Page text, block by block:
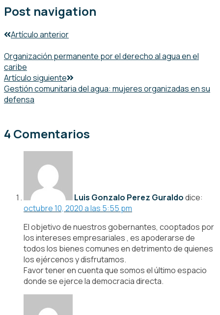
Post navigation
Artículo anterior
Organización permanente por el derecho al agua en el
caribe
Artículo siguiente
Gestión comunitaria del agua: mujeres organizadas en su
defensa
4 Comentarios
Luis Gonzalo Perez Guraldodice:
octubre 10, 2020 a las 5:55 pm
El objetivo de nuestros gobernantes, cooptados por
los intereses empresariales , es apoderarse de
todos los bienes comunes en detrimento de quienes
los ejércenos y disfrutamos.
Favor tener en cuenta que somos el último espacio
donde se ejerce la democracia directa.